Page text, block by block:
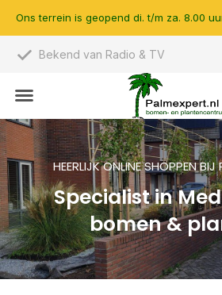
Bekend van Radio & TV
HEERLIJK ONLINE SHOPPEN BIJ
Specialist in
bomen &